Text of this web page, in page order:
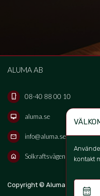
kontakt
calendar_month
ALUMA AB
phone_iphone 08-40 88 00 10
desktop_mac aluma.se
mail info@aluma.se
home Solkraftsvägen 16B, 135
Copyright © Aluma Sverige AB